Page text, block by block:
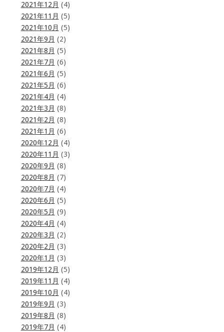
2021年12月 (4)
2021年11月 (5)
2021年10月 (5)
2021年9月 (2)
2021年8月 (5)
2021年7月 (6)
2021年6月 (5)
2021年5月 (6)
2021年4月 (4)
2021年3月 (8)
2021年2月 (8)
2021年1月 (6)
2020年12月 (4)
2020年11月 (3)
2020年9月 (8)
2020年8月 (7)
2020年7月 (4)
2020年6月 (5)
2020年5月 (9)
2020年4月 (4)
2020年3月 (2)
2020年2月 (3)
2020年1月 (3)
2019年12月 (5)
2019年11月 (4)
2019年10月 (4)
2019年9月 (3)
2019年8月 (8)
2019年7月 (4)